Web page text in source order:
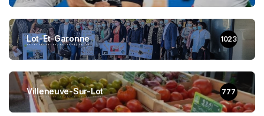
Lot-Et-Garonne 1023
Villeneuve-Sur-Lot 777